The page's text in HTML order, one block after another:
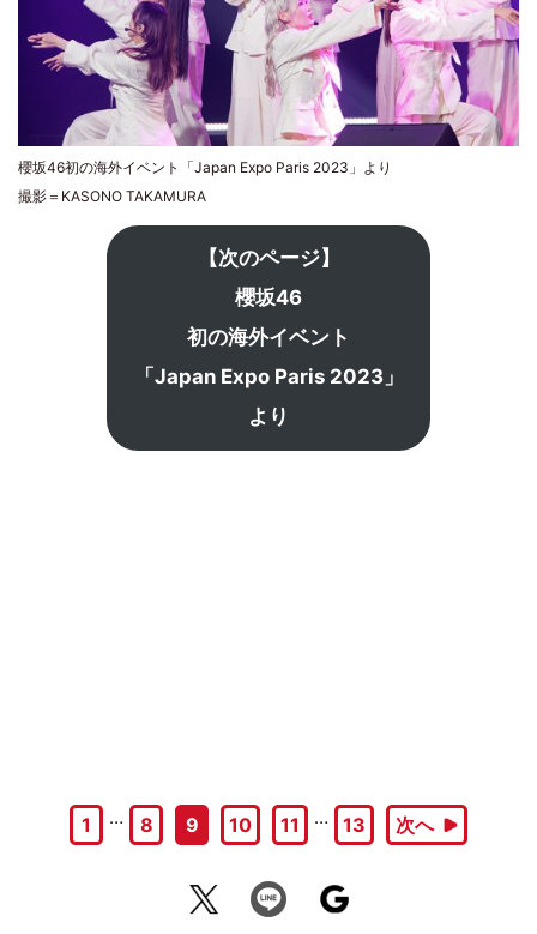
櫻坂46初の海外イベント「Japan Expo Paris 2023」より
撮影＝KASONO TAKAMURA
【次のページ】
櫻坂46
初の海外イベント
「Japan Expo Paris 2023」
より
1 … 8 9 10 11 … 13 次へ